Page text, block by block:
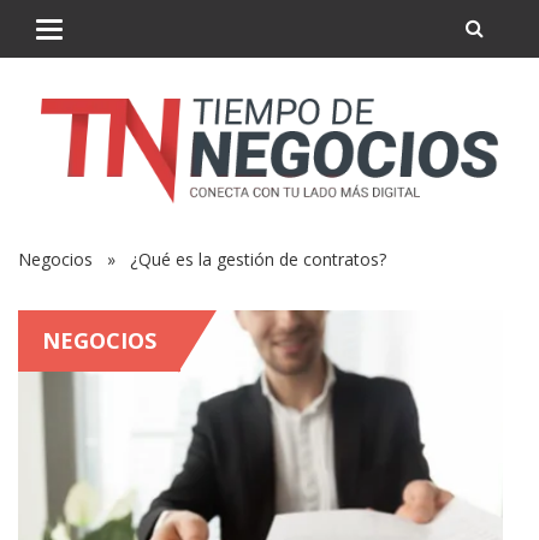
Negocios » ¿Qué es la gestión de contratos?
NEGOCIOS